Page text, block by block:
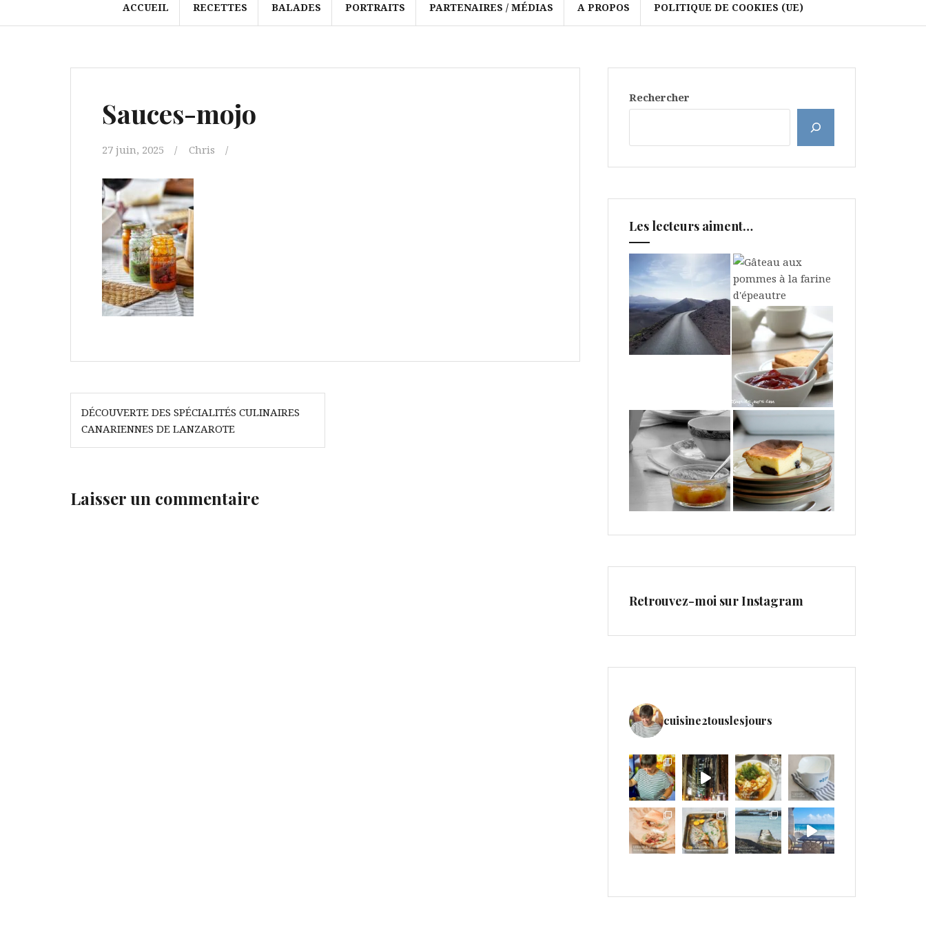
ACCUEIL RECETTES BALADES PORTRAITS PARTENAIRES / MÉDIAS A PROPOS POLITIQUE DE COOKIES (UE)
Sauces-mojo
27 juin, 2025 Chris
Navigation
de
l’article
DÉCOUVERTE DES SPÉCIALITÉS CULINAIRES
CANARIENNES DE LANZAROTE
Laisser un commentaire
Rechercher
Les lecteurs aiment…
Retrouvez-moi sur Instagram
cuisine2touslesjours